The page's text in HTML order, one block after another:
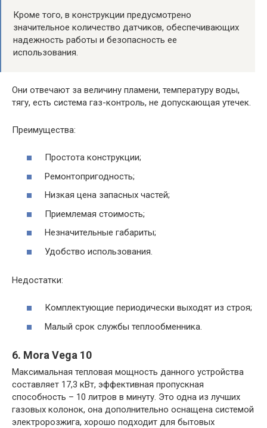
Кроме того, в конструкции предусмотрено
значительное количество датчиков, обеспечивающих
надежность работы и безопасность ее
использования.
Они отвечают за величину пламени, температуру воды,
тягу, есть система газ-контроль, не допускающая утечек.
Преимущества:
Простота конструкции;
Ремонтопригодность;
Низкая цена запасных частей;
Приемлемая стоимость;
Незначительные габариты;
Удобство использования.
Недостатки:
Комплектующие периодически выходят из строя;
Малый срок службы теплообменника.
6. Mora Vega 10
Максимальная тепловая мощность данного устройства
составляет 17,3 кВт, эффективная пропускная
способность – 10 литров в минуту. Это одна из лучших
газовых колонок, она дополнительно оснащена системой
электророзжига, хорошо подходит для бытовых